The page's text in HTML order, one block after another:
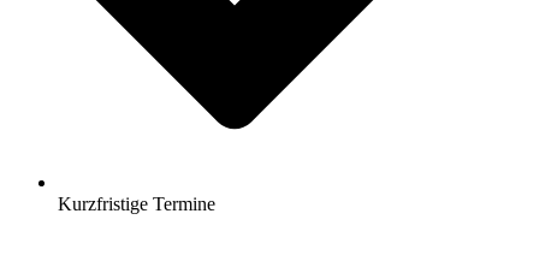
Kurzfristige Termine